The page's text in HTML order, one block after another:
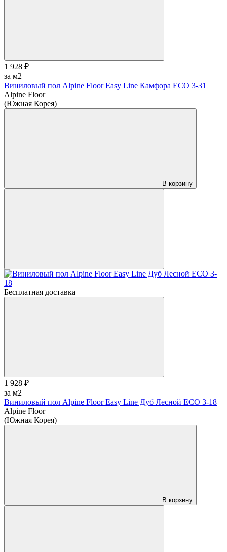
1 928 ₽
за м2
Виниловый пол Alpine Floor Easy Line Камфора ЕСО 3-31
Alpine Floor
(Южная Корея)
В корзину
Бесплатная доставка
1 928 ₽
за м2
Виниловый пол Alpine Floor Easy Line Дуб Лесной ЕСО 3-18
Alpine Floor
(Южная Корея)
В корзину